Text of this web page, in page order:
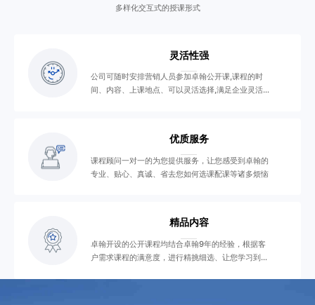
多样化交互式的授课形式
灵活性强
公司可随时安排营销人员参加卓翰公开课,课程的时
间、内容、上课地点、可以灵活选择,满足企业灵活学
优质服务
课程顾问一对一的为您提供服务，让您感受到卓翰的
专业、贴心、真诚、省去您如何选课配课等诸多烦恼
精品内容
卓翰开设的公开课程均结合卓翰9年的经验，根据客
户需求课程的满意度，进行精挑细选、让您学习到精